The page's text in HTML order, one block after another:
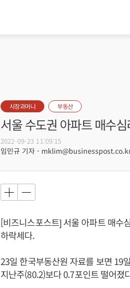
시장과머니 부동산
서울 수도권 아파트 매수
2022-09-23 11:09:15
임민규 기자 -
[비즈니스포스트] 서울 아파트 매수
하락세다.
23일 한국부동산원 자료를 보면 19
지난주(80.2)보다 0.7포인트 떨어졌